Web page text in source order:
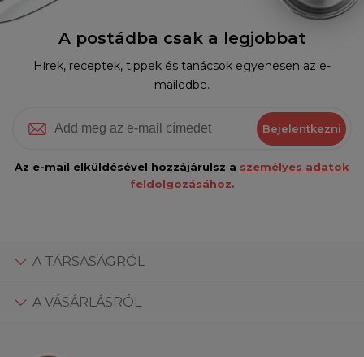
A postádba csak a legjobbat
Hírek, receptek, tippek és tanácsok egyenesen az e-
mailedbe.
Bejelentkezni
Az e-mail elküldésével hozzájárulsz a személyes adatok
feldolgozásához.
A TÁRSASÁGRÓL
A VÁSÁRLÁSRÓL